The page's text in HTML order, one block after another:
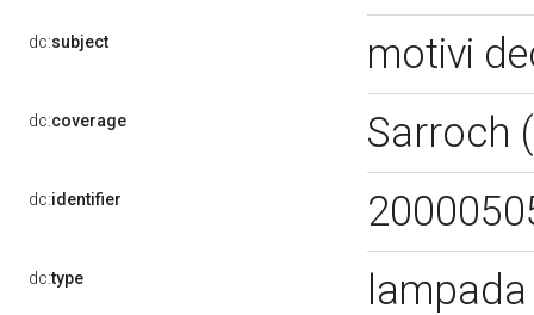
dc:subject motivi
dc:coverage Sarroch
dc:identifier
dc:type